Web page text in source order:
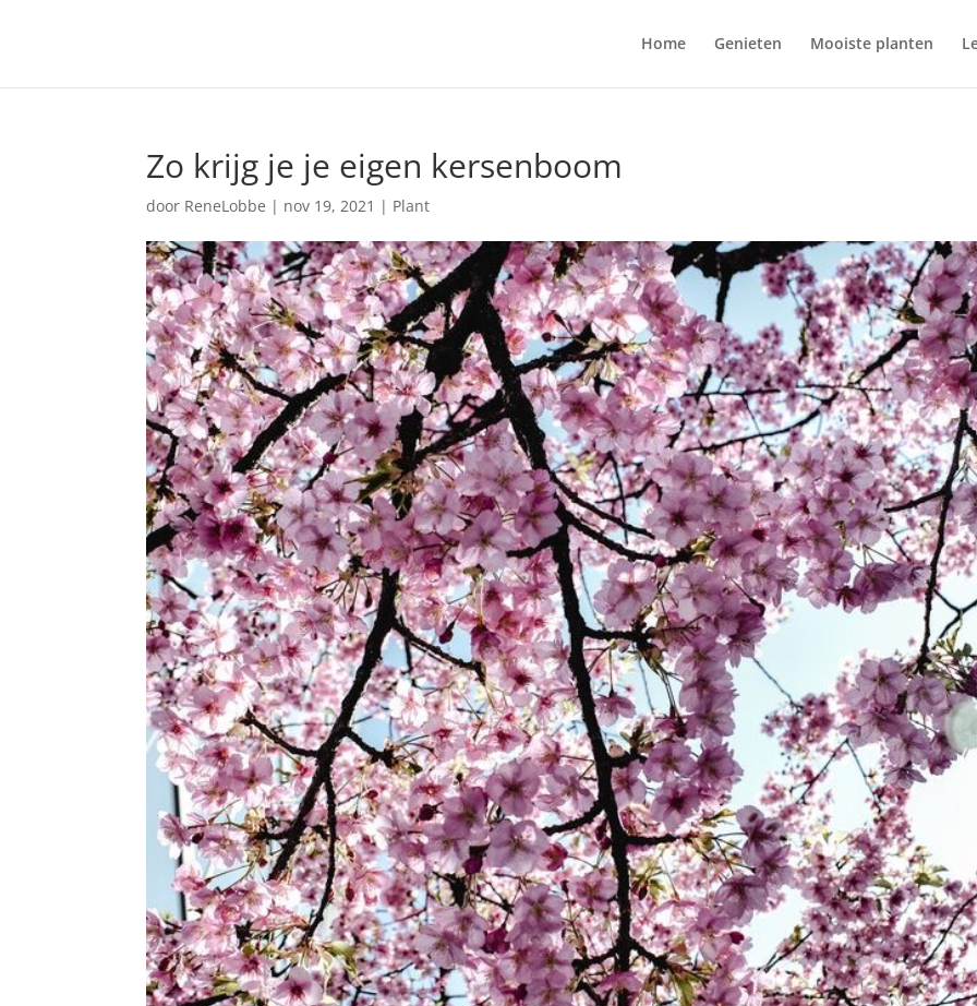
Home Genieten Mooiste planten
Zo krijg je je eigen kersenboom
door ReneLobbe | nov 19, 2021 | Plant